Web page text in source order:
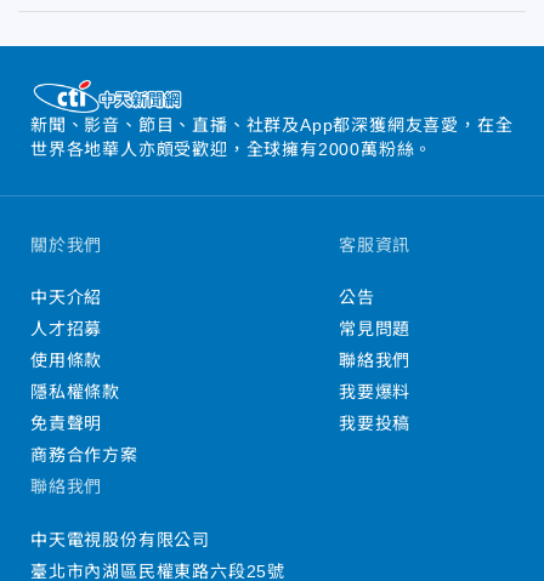
新聞、影音、節目、直播、社群及App都深獲網友喜愛，在全
世界各地華人亦頗受歡迎，全球擁有2000萬粉絲。
關於我們
中天介紹
人才招募
使用條款
隱私權條款
免責聲明
商務合作方案
客服資訊
公告
常見問題
聯絡我們
我要爆料
我要投稿
聯絡我們
中天電視股份有限公司
臺北市內湖區民權東路六段25號